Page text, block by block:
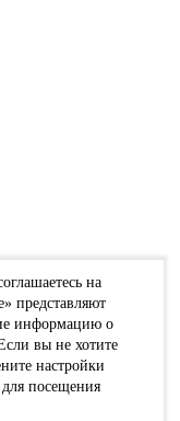
данных
Rutube
на
представляют
информацию о
вы не хотите
настройки
посещения